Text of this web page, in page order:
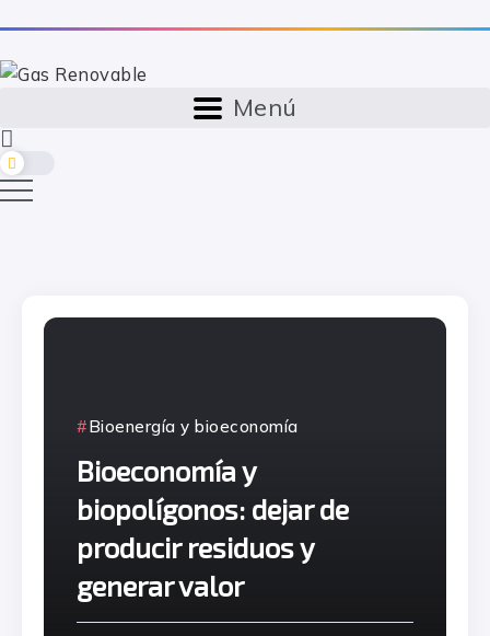
Menú
Bioenergía y bioeconomía
Bioeconomía y
biopolígonos: dejar de
producir residuos y
generar valor